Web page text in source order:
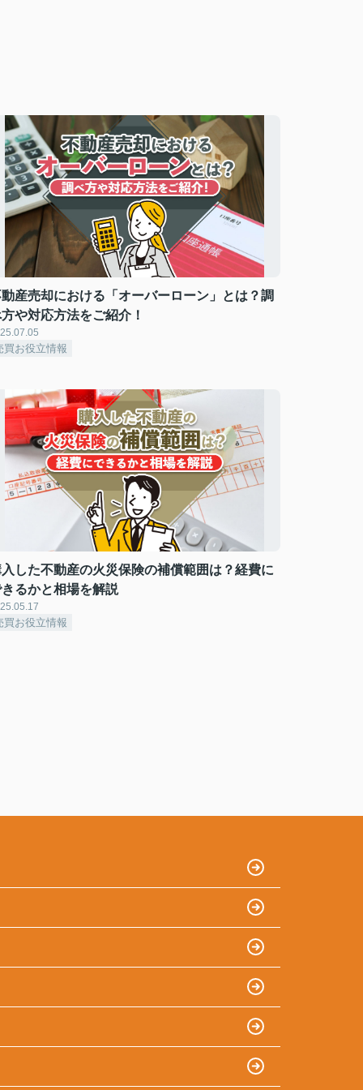
産売却における「オーバーローン」とは？調
や対応方法をご紹介！
買お役立情報
した不動産の火災保険の補償範囲は？経費に
るかと相場を解説
買お役立情報